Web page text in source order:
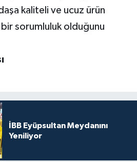
kaliteli ve ucuz ürün
sorumluluk olduğunu
İBB Eyüpsultan Meydanını
Yeniliyor